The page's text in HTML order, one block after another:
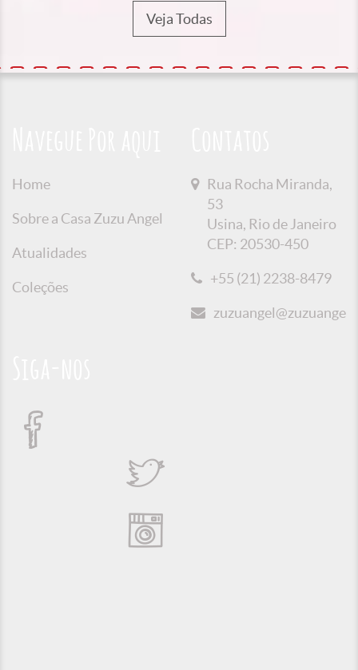
Veja Todas
Home
Sobre a Casa Zuzu Angel
Atualidades
Coleções
Rua Rocha Miranda,
53
Usina, Rio de Janeiro
CEP: 20530-450
+55 (21) 2238-8479